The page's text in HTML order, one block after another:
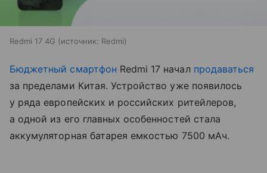
Redmi 17 4G источник: Redmi
Бюджетный смартфон Redmi 17 начал продаваться
за пределами Китая. Устройство уже появилось
у ряда европейских и российских ритейлеров,
а одной из его главных особенностей стала
аккумуляторная батарея емкостью 7500 мАч.